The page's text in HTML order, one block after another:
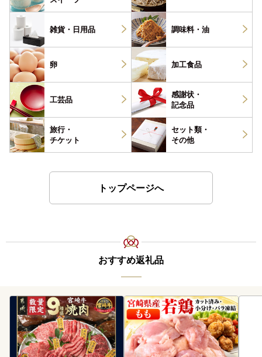
雑貨・ 日用品 調味料・ 油
卵 加工食品
工芸品
感謝状・
記念品
旅行・
チケット
セット類・
その他
トップページへ
おすすめ返礼品